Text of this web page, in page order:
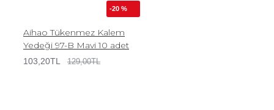
-20 %
Aihao Tükenmez Kalem
Yedeği 97-B Mavi 10 adet
103,20TL 129,00TL